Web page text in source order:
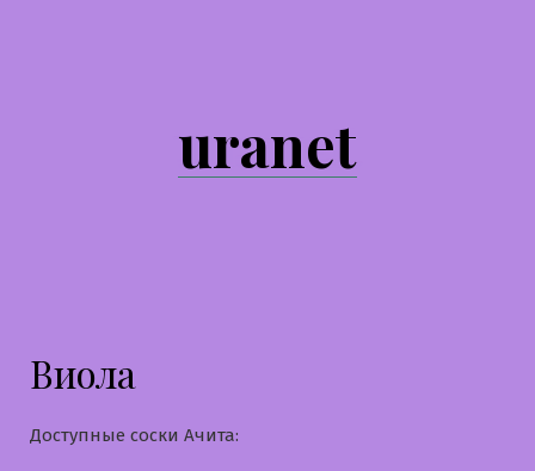
uranet
Виола
Доступные соски Ачита: